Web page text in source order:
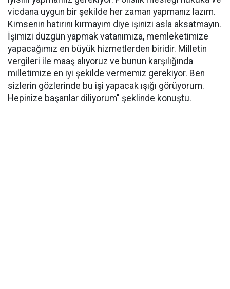
vicdana uygun bir şekilde her zaman yapmanız lazım.
Kimsenin hatırını kırmayım diye işinizi asla aksatmayın.
İşimizi düzgün yapmak vatanımıza, memleketimize
yapacağımız en büyük hizmetlerden biridir. Milletin
vergileri ile maaş alıyoruz ve bunun karşılığında
milletimize en iyi şekilde vermemiz gerekiyor. Ben
sizlerin gözlerinde bu işi yapacak ışığı görüyorum.
Hepinize başarılar diliyorum" şeklinde konuştu.